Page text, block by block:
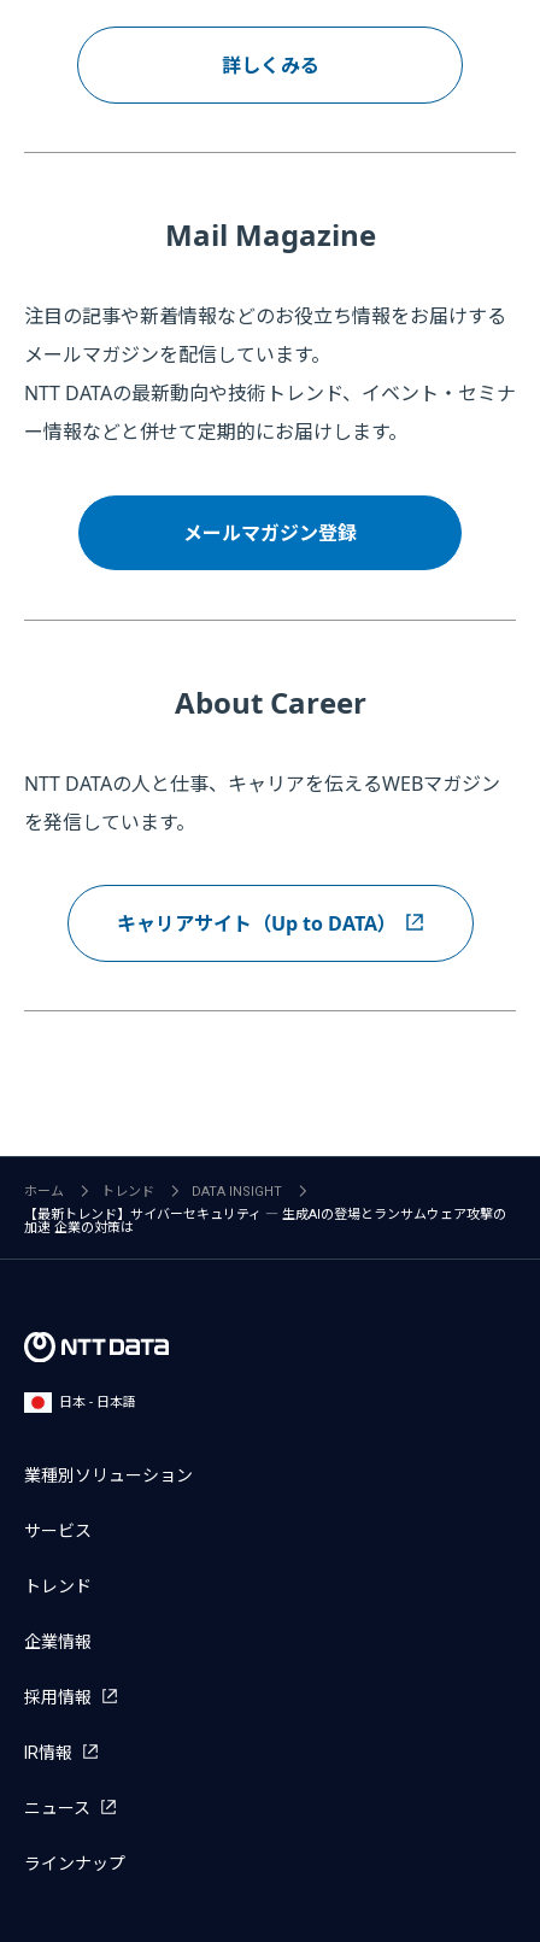
詳しくみる
Mail Magazine
注目の記事や新着情報などのお役立ち情報をお届けする
メールマガジンを配信しています。
NTT DATAの最新動向や技術トレンド、イベント・セミナ
ー情報などと併せて定期的にお届けします。
メールマガジン登録
About Career
NTT DATAの人と仕事、キャリアを伝えるWEBマガジン
を発信しています。
キャリアサイト（Up to DATA）
ホーム トレンド
DATA INSIGHT
【最新トレンド】サイバーセキュリティ ― 生成AIの登場とランサムウェア攻撃の
加速 企業の対策は
日本 - 日本語
業種別ソリューション
サービス
トレンド
企業情報
採用情報
IR情報
ニュース
ラインナップ